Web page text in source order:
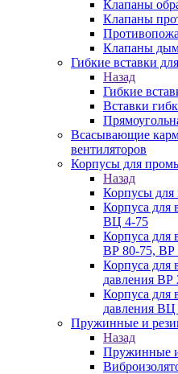
Клапаны
Клапаны
Клапаны
Гибкие вставки
Назад
Гибкие
Вставки
Всасывающие
вентиляторов
Корпусы для
Назад
Корпусы
Корпуса для
ВЦ 4-75
Корпуса для
ВР 80-75, ВР
Корпуса для
давления ВР
Корпуса для
давления ВЦ
Пружинные и
Назад
Пружинные